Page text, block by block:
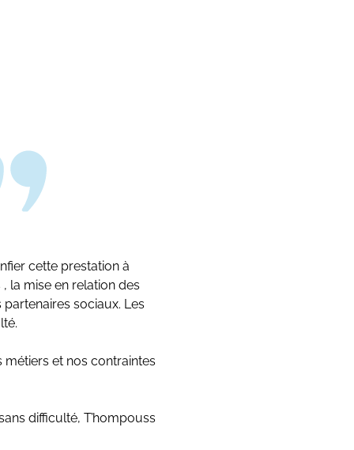
cette prestation à
la mise en relation des
sociaux. Les
et nos contraintes
difficulté, T’hompouss